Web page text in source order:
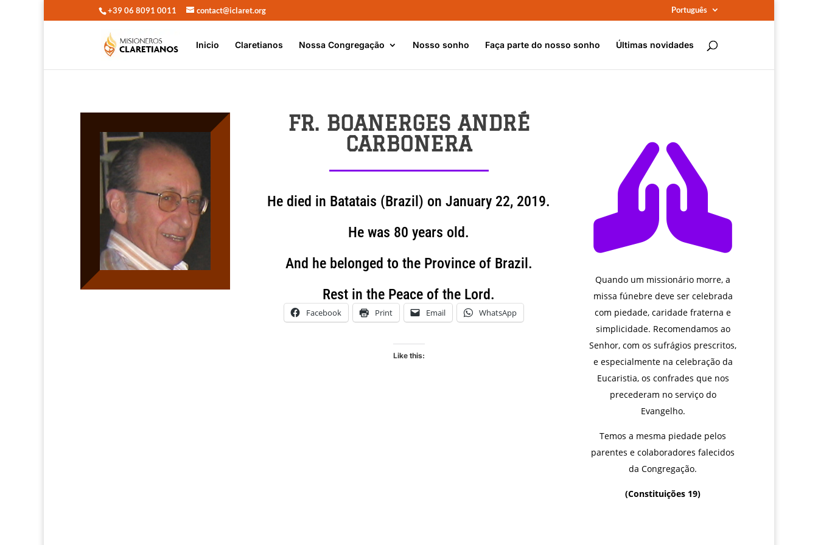
+39 06 8091 0011 contact@iclaret.org Português
Inicio Claretianos Nossa Congregação Nosso sonho Faça parte do nosso sonho Últimas novidades
FR. BOANERGES ANDRÉ
CARBONERA
He died in Batatais (Brazil) on January 22, 2019.
He was 80 years old.
And he belonged to the Province of Brazil.
Rest in the Peace of the Lord.
Facebook Print Email WhatsApp
Like this:

Quando um missionário morre, a
missa fúnebre deve ser celebrada
com piedade, caridade fraterna e
simplicidade. Recomendamos ao
Senhor, com os sufrágios prescritos,
e especialmente na celebração da
Eucaristia, os confrades que nos
precederam no serviço do
Evangelho.
Temos a mesma piedade pelos
parentes e colaboradores falecidos
da Congregação.
(Constituições 19)